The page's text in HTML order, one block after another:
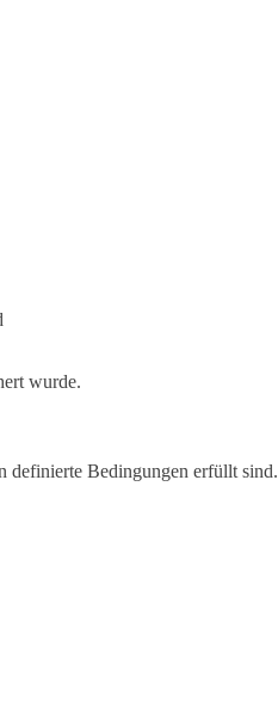
wurde.
definierte Bedingungen erfüllt sind.